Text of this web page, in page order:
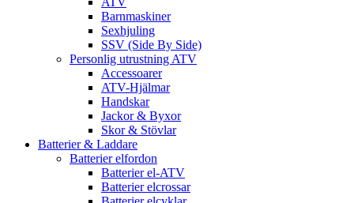
Barnmaskiner
Sexhjuling
SSV (Side By Side)
Personlig utrustning ATV
Accessoarer
ATV-Hjälmar
Handskar
Jackor & Byxor
Skor & Stövlar
Batterier & Laddare
Batterier elfordon
Batterier el-ATV
Batterier elcrossar